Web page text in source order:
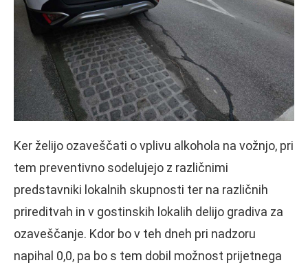
Ker želijo ozaveščati o vplivu alkohola na vožnjo, pri
tem preventivno sodelujejo z različnimi
predstavniki lokalnih skupnosti ter na različnih
prireditvah in v gostinskih lokalih delijo gradiva za
ozaveščanje. Kdor bo v teh dneh pri nadzoru
napihal 0,0, pa bo s tem dobil možnost prijetnega